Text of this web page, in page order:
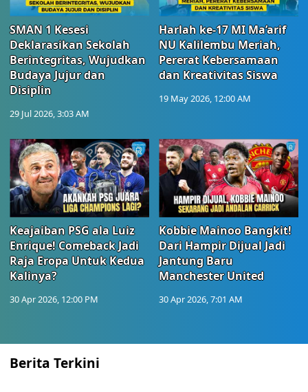
SMAN 1 Kesesi
Deklarasikan Sekolah
Berintegritas, Wujudkan
Budaya Jujur dan
Disiplin
29 Jul 2026, 3:03 AM
Harlah ke-17 MI Ma’arif
NU Kalilembu Meriah,
Pererat Kebersamaan
dan Kreativitas Siswa
19 May 2026, 12:00 AM
Keajaiban PSG ala Luiz
Enrique! Comeback Jadi
Raja Eropa Untuk Kedua
Kalinya?
30 Apr 2026, 12:00 PM
Kobbie Mainoo Bangkit!
Dari Hampir Dijual Jadi
Jantung Baru
Manchester United
30 Apr 2026, 7:01 AM
Berita Terkini